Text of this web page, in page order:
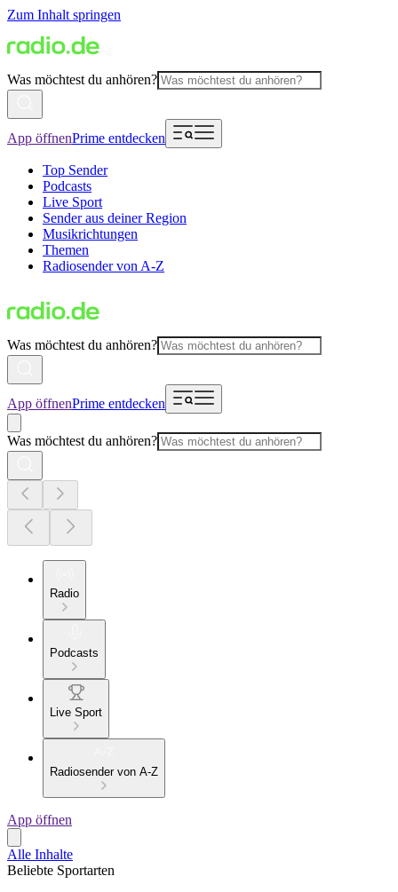
Zum Inhalt springen
Was möchtest du anhören?
App öffnenPrime entdecken
Top Sender
Podcasts
Live Sport
Sender aus deiner Region
Musikrichtungen
Themen
Radiosender von A-Z
Was möchtest du anhören?
App öffnenPrime entdecken
Was möchtest du anhören?
Radio
Podcasts
Live Sport
Radiosender von A-Z
App öffnen
Alle Inhalte
Beliebte Sportarten